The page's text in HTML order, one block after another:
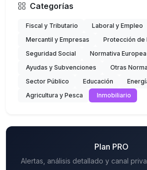
Categorías
Fiscal y Tributario
Laboral y Empleo
Mercantil y Empresas
Protección de
Seguridad Social
Normativa Europea
Ayudas y Subvenciones
Otras
Sector Público
Educación
Agricultura y Pesca
Inmobiliario
Plan PRO
Alertas, análisis detallado y canal